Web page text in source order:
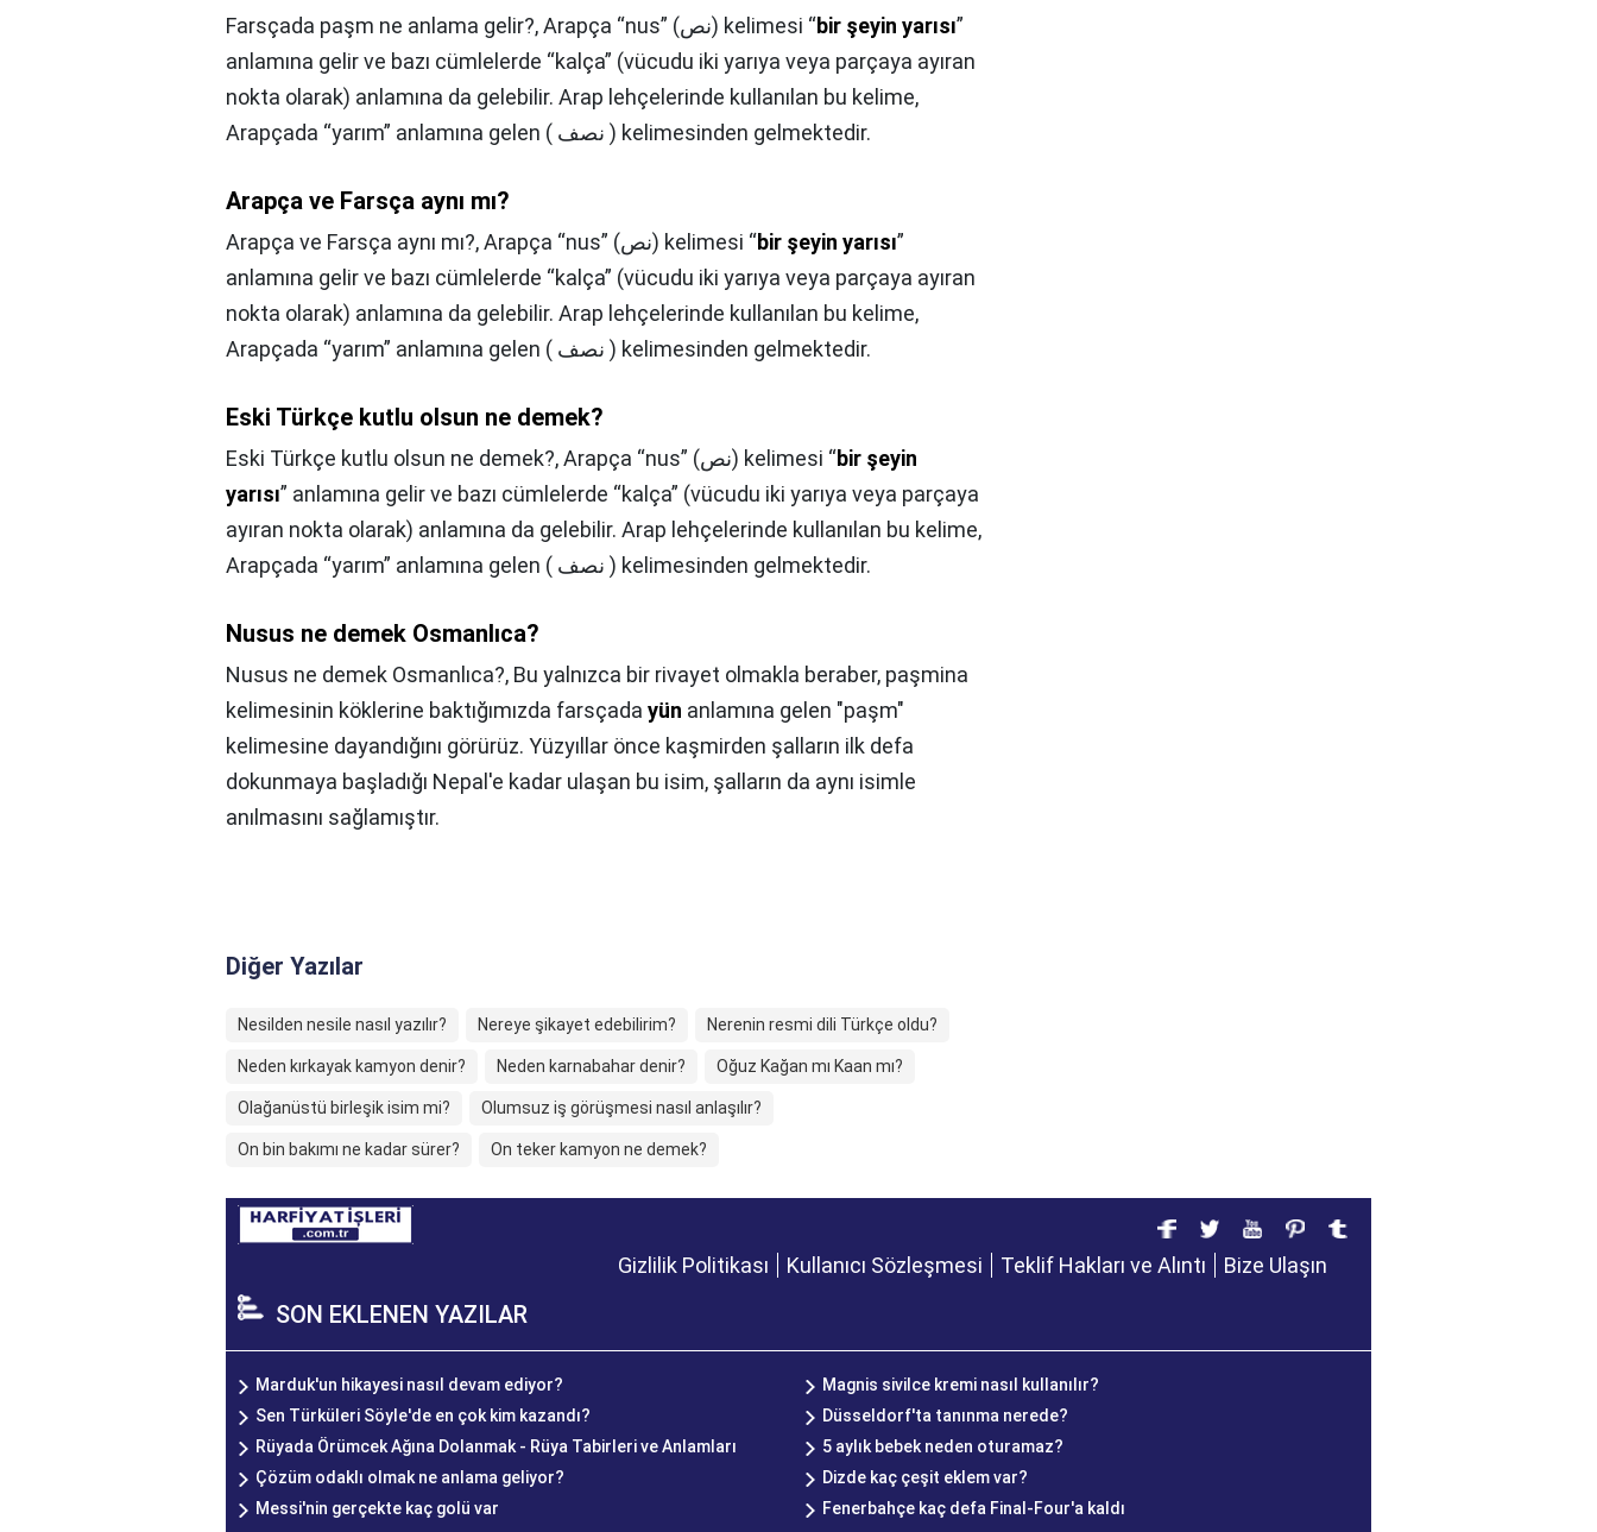
Farsçada paşm ne anlama gelir?, Arapça “nus” (نص) kelimesi “bir şeyin yarısı”
anlamına gelir ve bazı cümlelerde “kalça” (vücudu iki yarıya veya parçaya ayıran
nokta olarak) anlamına da gelebilir. Arap lehçelerinde kullanılan bu kelime,
Arapçada “yarım” anlamına gelen ( نصف ) kelimesinden gelmektedir.
Arapça ve Farsça aynı mı?
Arapça ve Farsça aynı mı?, Arapça “nus” (نص) kelimesi “bir şeyin yarısı”
anlamına gelir ve bazı cümlelerde “kalça” (vücudu iki yarıya veya parçaya ayıran
nokta olarak) anlamına da gelebilir. Arap lehçelerinde kullanılan bu kelime,
Arapçada “yarım” anlamına gelen ( نصف ) kelimesinden gelmektedir.
Eski Türkçe kutlu olsun ne demek?
Eski Türkçe kutlu olsun ne demek?, Arapça “nus” (نص) kelimesi “bir şeyin
yarısı” anlamına gelir ve bazı cümlelerde “kalça” (vücudu iki yarıya veya parçaya
ayıran nokta olarak) anlamına da gelebilir. Arap lehçelerinde kullanılan bu kelime,
Arapçada “yarım” anlamına gelen ( نصف ) kelimesinden gelmektedir.
Nusus ne demek Osmanlıca?
Nusus ne demek Osmanlıca?, Bu yalnızca bir rivayet olmakla beraber, paşmina
kelimesinin köklerine baktığımızda farsçada yün anlamına gelen "paşm"
kelimesine dayandığını görürüz. Yüzyıllar önce kaşmirden şalların ilk defa
dokunmaya başladığı Nepal'e kadar ulaşan bu isim, şalların da aynı isimle
anılmasını sağlamıştır.
Diğer Yazılar
Nesilden nesile nasıl yazılır? Nereye şikayet edebilirim? Nerenin resmi dili Türkçe oldu?
Neden kırkayak kamyon denir? Neden karnabahar denir? Oğuz Kağan mı Kaan mı?
Olağanüstü birleşik isim mi? Olumsuz iş görüşmesi nasıl anlaşılır?
On bin bakımı ne kadar sürer? On teker kamyon ne demek?
Gizlilik Politikası Kullanıcı Sözleşmesi Teklif Hakları ve Alıntı Bize Ulaşın
SON EKLENEN YAZILAR
Marduk'un hikayesi nasıl devam ediyor?
Magnis sivilce kremi nasıl kullanılır?
Sen Türküleri Söyle'de en çok kim kazandı?
Düsseldorf'ta tanınma nerede?
Rüyada Örümcek Ağına Dolanmak - Rüya Tabirleri ve Anlamları
5 aylık bebek neden oturamaz?
Çözüm odaklı olmak ne anlama geliyor?
Dizde kaç çeşit eklem var?
Messi'nin gerçekte kaç golü var
Fenerbahçe kaç defa Final-Four'a kaldı